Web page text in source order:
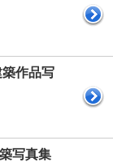
作品写
写真集